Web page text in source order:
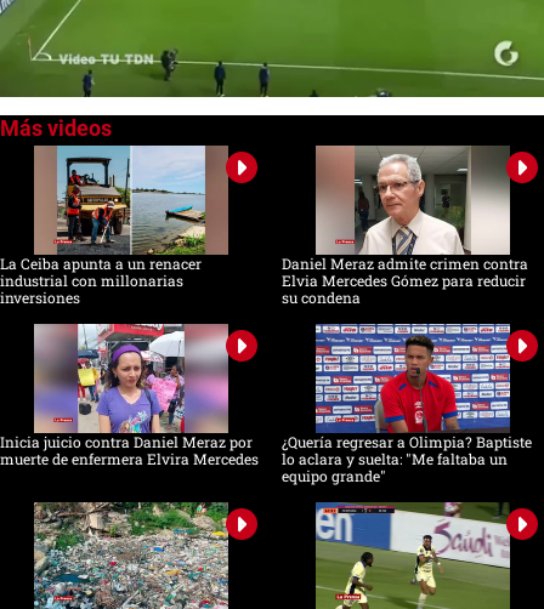
seconds
seconds
La Ceiba apunta a un renacer
industrial con millonarias
inversiones
Daniel Meraz admite crimen contra
Elvia Mercedes Gómez para reducir
su condena
Inicia juicio contra Daniel Meraz por
muerte de enfermera Elvira Mercedes
¿Quería regresar a Olimpia? Baptiste
lo aclara y suelta: "Me faltaba un
equipo grande"